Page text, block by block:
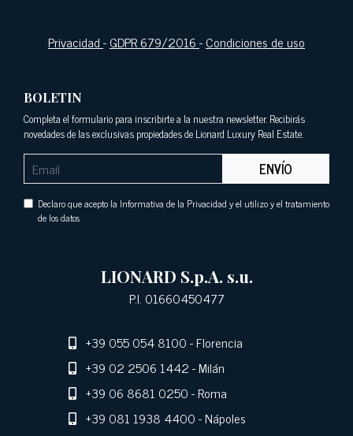
Privacidad-GDPR 679/2016-Condiciones de uso
BOLETIN
Completa el formulario para inscribirte a la nuestra newsletter. Recibirás
novedades de las exclusivas propiedades de Lionard Luxury Real Estate.
ENVÍO
Declaro que acepto la Informativa de la Privacidad y el utilizo y el tratamiento
de los datos
LIONARD S.p.A. s.u.
P.I. 01660450477
+39 055 054 8100- Florencia
+39 02 2506 1442- Milán
+39 06 8681 0250- Roma
+39 081 1938 4400- Nápoles